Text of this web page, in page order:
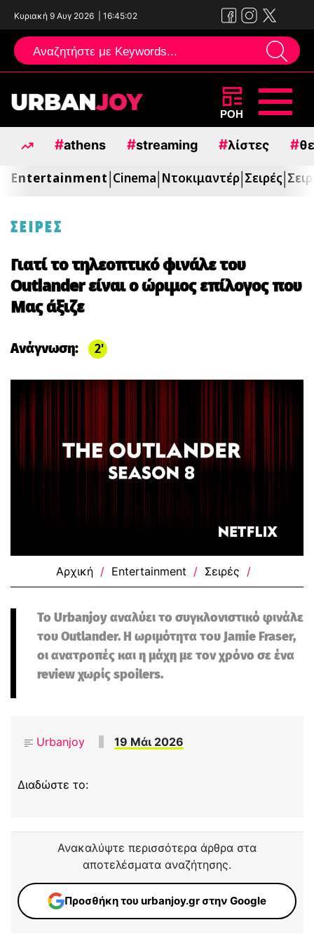
Κυριακή 9 Αυγ 2026 16:45:03
Μεταπηδήστε
περιεχόμενο
ΡΟΗ
#athens #streaming #λίστες #
Entertainment Cinema Ντοκιμαντέρ Σειρές
ΣΕΙΡΕΣ
Γιατί το τηλεοπτικό φινάλε του
Outlander είναι ο ώριμος επίλογος που
Μας άξιζε
Ανάγνωση: 2
Αρχική / Entertainment / Σειρές /
Το Urbanjoy αναλύει το συγκλονιστικό φινάλε
του Outlander. Η ωριμότητα του Jamie Fraser,
οι ανατροπές και η μάχη με τον χρόνο σε ένα
review χωρίς spoilers.
Urbanjoy 19 Μάι 2026
Διαδώστε το:
Ανακαλύψτε περισσότερα άρθρα στα
αποτελέσματα αναζήτησης.
Προσθήκη του urbanjoy.gr στην Google